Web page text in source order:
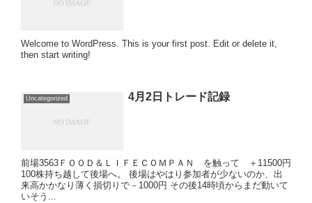
Welcome to WordPress. This is your first post. Edit or delete it,
then start writing!
Uncategorized 4月2日トレード記録
前場3563ＦＯＯＤ＆ＬＩＦＥＣＯＭＰＡＮ を触って ＋11500円
100株持ち越して後場へ。 後場はやはり参加者が少ないのか、出
来高かかなり薄く損切りで－1000円 その後14時頃からまだ動いて
いそう...